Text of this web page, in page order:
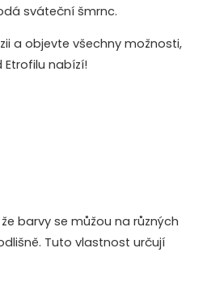
sváteční šmrnc.
a objevte všechny možnosti,
nabízí!
barvy se můžou na různých
Tuto vlastnost určují